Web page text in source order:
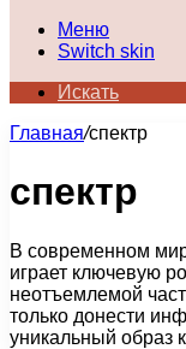
Меню
Switch skin
Искать
Главная/спектр
спектр
В современном
играет ключевую
неотъемлемой
только донести
уникальный образ